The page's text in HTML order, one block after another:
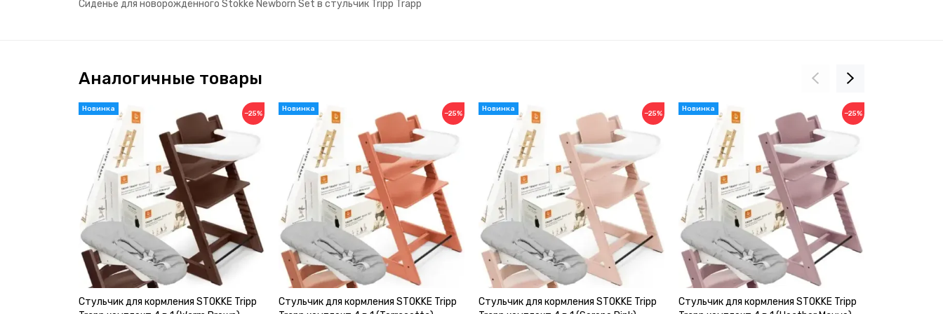
Сиденье для новорождённого Stokke Newborn Set в стульчик Tripp Trapp
Аналогичные товары
−25%
Стульчик для кормления STOKKE Tripp
−25%
Стульчик для кормления STOKKE Tripp
−25%
Стульчик для кормления STOKKE Tripp
−25%
Стульчик для кормления STOKKE Tripp